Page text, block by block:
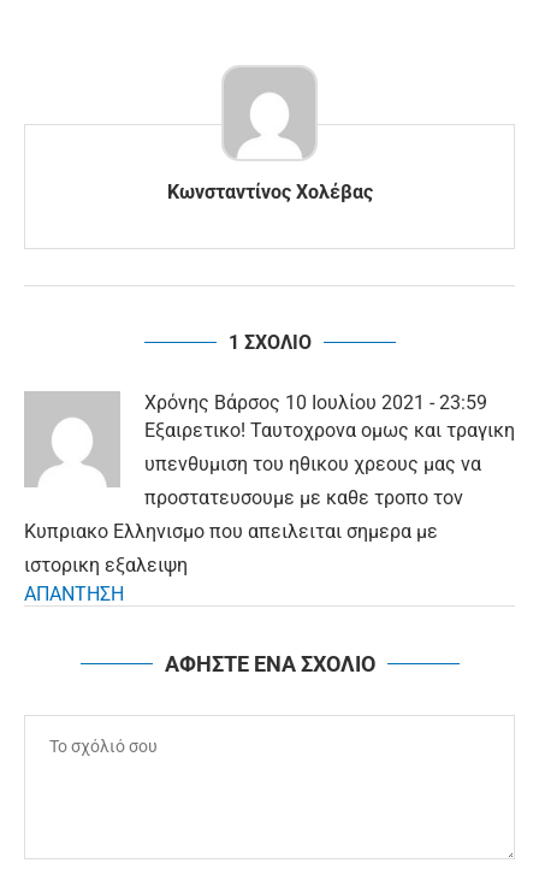
Κωνσταντίνος Χολέβας
1 ΣΧΟΛΙΟ
Χρόνης Βάρσος 10 Ιουλίου 2021 - 23:59
Εξαιρετικο! Ταυτοχρονα ομως και τραγικη
υπενθυμιση του ηθικου χρεους μας να
προστατευσουμε με καθε τροπο τον
Κυπριακο Ελληνισμο που απειλειται σημερα με
ιστορικη εξαλειψη
ΑΠΑΝΤΗΣΗ
ΑΦΗΣΤΕ ΕΝΑ ΣΧΟΛΙΟ